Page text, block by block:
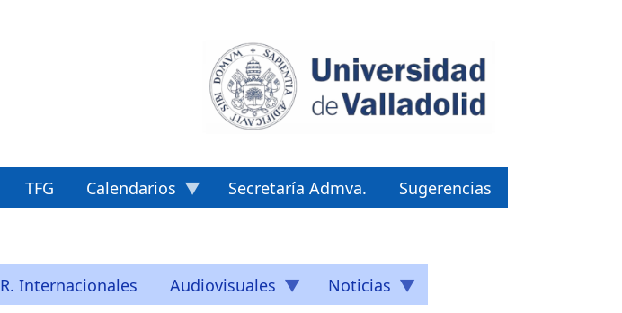
TFG Calendarios Secretaría Admva.
Sugerencias
R. Internacionales Audiovisuales
Noticias